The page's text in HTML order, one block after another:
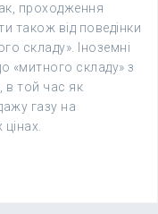
проходження
також від поведінки
складу». Іноземні
«митного складу» з
в той час як
газу на